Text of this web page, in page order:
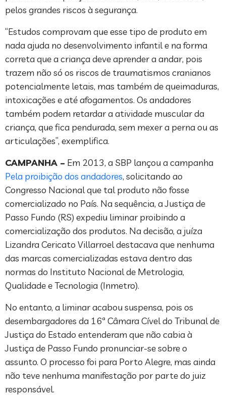
pelos grandes riscos à segurança.
“Estudos comprovam que esse tipo de produto em
nada ajuda no desenvolvimento infantil e na forma
correta que a criança deve aprender a andar, pois
trazem não só os riscos de traumatismos cranianos
potencialmente letais, mas também de queimaduras,
intoxicações e até afogamentos. Os andadores
também podem retardar a atividade muscular da
criança, que fica pendurada, sem mexer a perna ou as
articulações”, exemplifica.
CAMPANHA – Em 2013, a SBP lançou a campanha
Pela proibição dos andadores, solicitando ao
Congresso Nacional que tal produto não fosse
comercializado no País. Na sequência, a Justiça de
Passo Fundo (RS) expediu liminar proibindo a
comercialização dos produtos. Na decisão, a juíza
Lizandra Cericato Villarroel destacava que nenhuma
das marcas comercializadas estava dentro das
normas do Instituto Nacional de Metrologia,
Qualidade e Tecnologia (Inmetro).
No entanto, a liminar acabou suspensa, pois os
desembargadores da 16ª Câmara Cível do Tribunal de
Justiça do Estado entenderam que não cabia à
Justiça de Passo Fundo pronunciar-se sobre o
assunto. O processo foi para Porto Alegre, mas ainda
não teve nenhuma manifestação por parte do juiz
responsável.